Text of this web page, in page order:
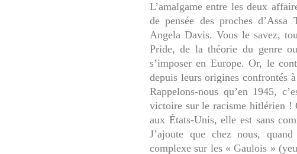
L’amalgame entre les deux
de pensée des proches
Angela Davis. Vous le savez,
Pride, de la théorie du genre
s’imposer en Europe. Or, le
depuis leurs origines confrontés
Rappelons-nous qu’en 1945,
victoire sur le racisme hitlérien !
aux États-Unis, elle est sans
J’ajoute que chez nous,
complexe sur les « Gaulois »